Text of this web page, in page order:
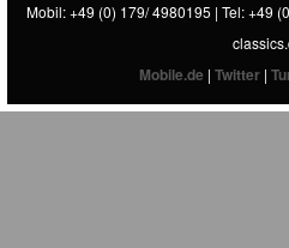
Mobil: +49 (0) 179/ 4980195 | Tel: +49
Mobile.de | Twitter |